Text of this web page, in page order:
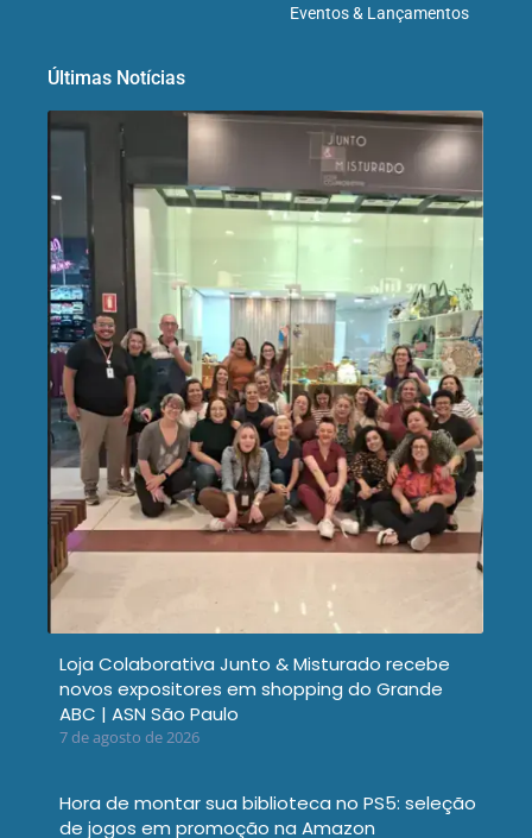
Eventos & Lançamentos
Últimas Notícias
Loja Colaborativa Junto & Misturado recebe
novos expositores em shopping do Grande
ABC | ASN São Paulo
7 de agosto de 2026
Hora de montar sua biblioteca no PS5: seleção
de jogos em promoção na Amazon